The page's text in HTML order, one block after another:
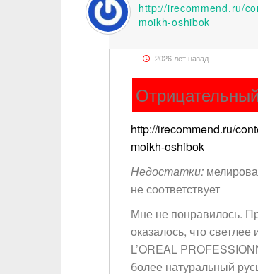
http://irecommend.ru/
moikh-oshibok
2026 лет назад
http://irecommend.ru/
moikh-oshibok
Недостатки:
не соответствует
Мне не понравилось.
оказалось, что
L’OREAL
более натуральный